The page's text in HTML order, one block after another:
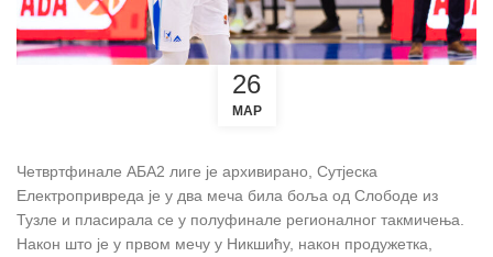
26
МАР
Четвртфинале АБА2 лиге је архивирано, Сутјеска
Електропривреда је у два меча била боља од Слободе из
Тузле и пласирала се у полуфинале регионалног такмичења.
Након што је у првом мечу у Никшићу, након продужетка,